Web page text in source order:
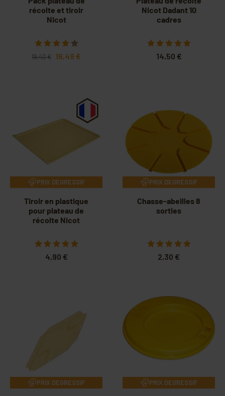
récolte et tiroir
Nicot
19,40 € 16,49 €
Nicot Dadant 10
cadres
14,50 €
PRIX DEGRESSIF
Tiroir en plastique
pour plateau de
récolte Nicot
4,90 €
PRIX DEGRESSIF
Chasse-abeilles 8
sorties
2,30 €
PRIX DEGRESSIF PRIX DEGRESSIF